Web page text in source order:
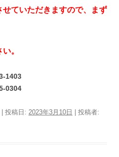
ていただきますので、まず
。
1403
0304
| 投稿日: 2023年3月10日
投稿者: